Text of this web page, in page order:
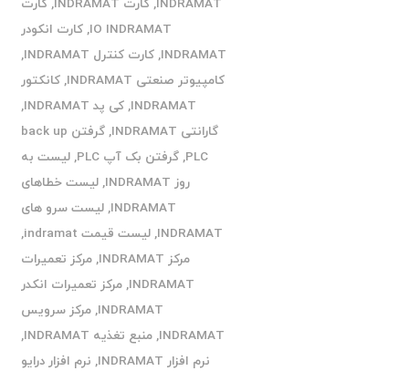
INDRAMAT
,کارت INDRAMAT ,کارت
IO INDRAMAT
,کارت انکودر
INDRAMAT
,کارت کنترل INDRAMAT
,
کامپیوتر صنعتی INDRAMAT
,کانکتور
INDRAMAT
,کی پد INDRAMAT
,
گارانتی INDRAMAT
,
گرفتن back up
PLC
,گرفتن بک آپ PLC ,لیست به
روز INDRAMAT
,لیست خطاهای
INDRAMAT
,لیست سرو های
INDRAMAT
,لیست قیمت indramat
,
مرکز INDRAMAT
,مرکز تعمیرات
INDRAMAT
,مرکز تعمیرات انکدر
INDRAMAT
,مرکز سرویس
INDRAMAT
,منبع تغذیه INDRAMAT
,
نرم افزار INDRAMAT
, نرم افزار درایو